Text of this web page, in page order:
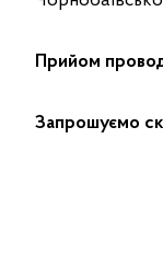
Прийом
Запрошуємо